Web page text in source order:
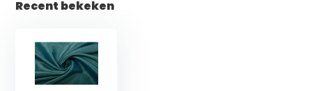
Recent bekeken